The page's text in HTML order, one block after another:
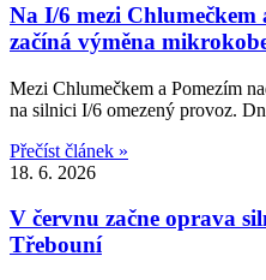
Na I/6 mezi
začíná výměna
Mezi Chlumečkem a Pomezím
na silnici I/6 omezený provoz.
Přečíst článek »
18. 6. 2026
V červnu začne oprava
Třebouní